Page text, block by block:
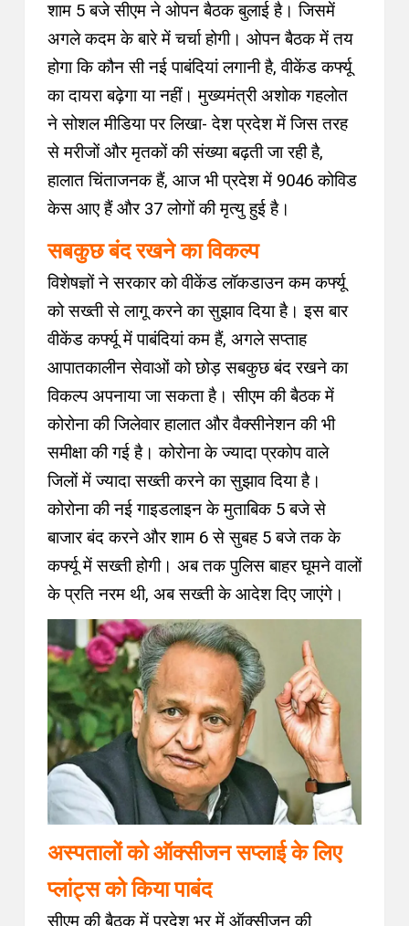
शाम 5 बजे सीएम ने ओपन बैठक बुलाई है। जिसमें
अगले कदम के बारे में चर्चा होगी। ओपन बैठक में तय
होगा कि कौन सी नई पाबंदियां लगानी है, वीकेंड कर्फ्यू
का दायरा बढ़ेगा या नहीं। मुख्यमंत्री अशोक गहलोत
ने सोशल मीडिया पर लिखा- देश प्रदेश में जिस तरह
से मरीजों और मृतकों की संख्या बढ़ती जा रही है,
हालात चिंताजनक हैं, आज भी प्रदेश में 9046 कोविड
केस आए हैं और 37 लोगों की मृत्यु हुई है।
सबकुछ बंद रखने का विकल्प
विशेषज्ञों ने सरकार को वीकेंड लॉकडाउन कम कर्फ्यू
को सख्ती से लागू करने का सुझाव दिया है। इस बार
वीकेंड कर्फ्यू में पाबंदियां कम हैं, अगले सप्ताह
आपातकालीन सेवाओं को छोड़ सबकुछ बंद रखने का
विकल्प अपनाया जा सकता है। सीएम की बैठक में
कोरोना की जिलेवार हालात और वैक्सीनेशन की भी
समीक्षा की गई है। कोरोना के ज्यादा प्रकोप वाले
जिलों में ज्यादा सख्ती करने का सुझाव दिया है।
कोरोना की नई गाइडलाइन के मुताबिक 5 बजे से
बाजार बंद करने और शाम 6 से सुबह 5 बजे तक के
कर्फ्यू में सख्ती होगी। अब तक पुलिस बाहर घूमने वालों
के प्रति नरम थी, अब सख्ती के आदेश दिए जाएंगे।
अस्पतालों को ऑक्सीजन सप्लाई के लिए
प्लांट्स को किया पाबंद
सीएम की बैठक में प्रदेश भर में ऑक्सीजन की